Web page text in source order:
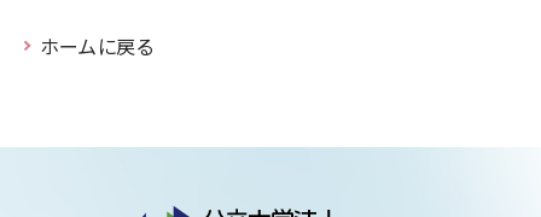
ホームに戻る